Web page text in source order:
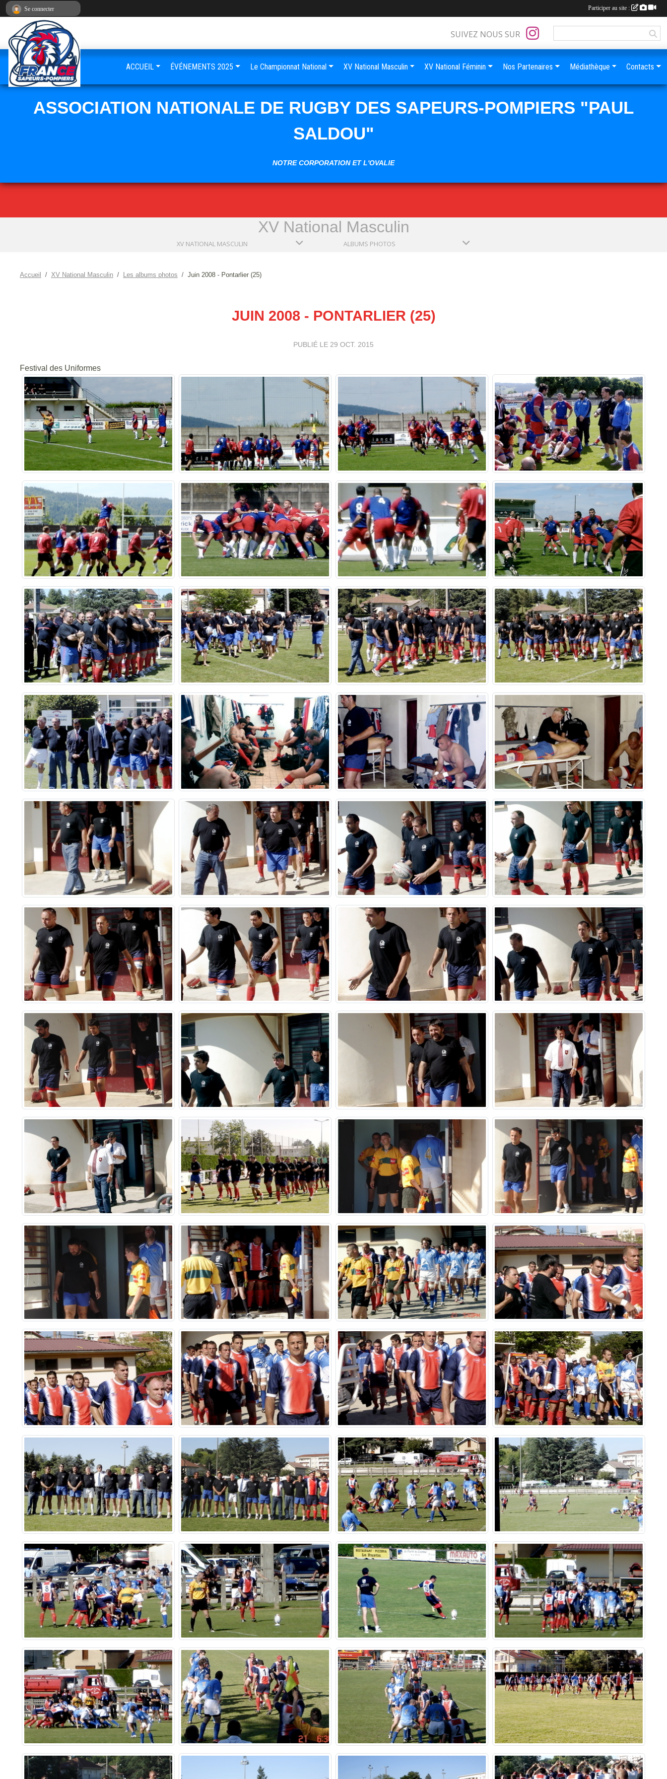
ASSOCIATION NATIONALE DE RUGBY DES SAPEURS-POMPIERS "PAUL
SALDOU"
NOTRE CORPORATION ET L'OVALIE
XV National Masculin
XV NATIONAL MASCULIN ALBUMS PHOTOS
Accueil XV National Masculin Les albums photos Juin 2008 - Pontarlier (25)
JUIN 2008 - PONTARLIER (25)
PUBLIÉ LE 29 OCT. 2015
Festival des Uniformes
SUIVEZ NOUS SUR
ACCUEIL ÉVÉNEMENTS 2025 Le Championnat National XV National Masculin XV National Féminin Nos Partenaires Médiathèque Contacts
Se connecter Participer au site :
Panneau de gestion des cookies